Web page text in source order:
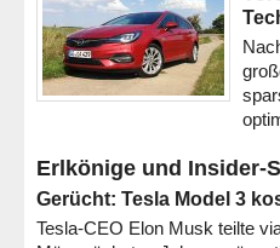
Erlkönige und Insider-
Gerücht: Tesla Model 3
Tesla-CEO Elon Musk teilte